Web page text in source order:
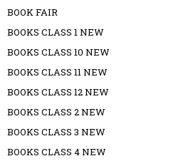
BOOK FAIR
BOOKS CLASS 1 NEW
BOOKS CLASS 10 NEW
BOOKS CLASS 11 NEW
BOOKS CLASS 12 NEW
BOOKS CLASS 2 NEW
BOOKS CLASS 3 NEW
BOOKS CLASS 4 NEW